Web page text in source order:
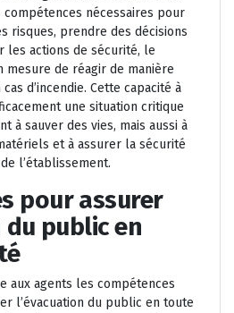
compétences nécessaires pour
risques, prendre des décisions
les actions de sécurité, le
de réagir de manière
d’incendie. Cette capacité à
une situation critique
à sauver des vies, mais aussi à
et à assurer la sécurité
l’établissement.
pour assurer
du public en
aux agents les compétences
l’évacuation du public en toute